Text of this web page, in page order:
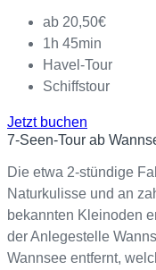
ab 20,50€
1h 45min
Havel-Tour
Schiffstour
Jetzt buchen
7-Seen-Tour ab
Die etwa 2-stündige
Naturkulisse und an
bekannten Kleinoden
der Anlegestelle
Wannsee entfernt,